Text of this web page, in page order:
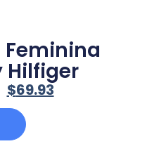
Hilfiger
$69.93